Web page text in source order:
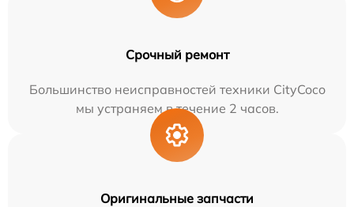
Срочный ремонт
Большинство неисправностей техники CityCoco
мы устраняем в течение 2 часов.
Оригинальные запчасти